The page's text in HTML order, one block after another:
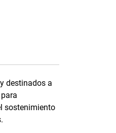
destinados a
sostenimiento